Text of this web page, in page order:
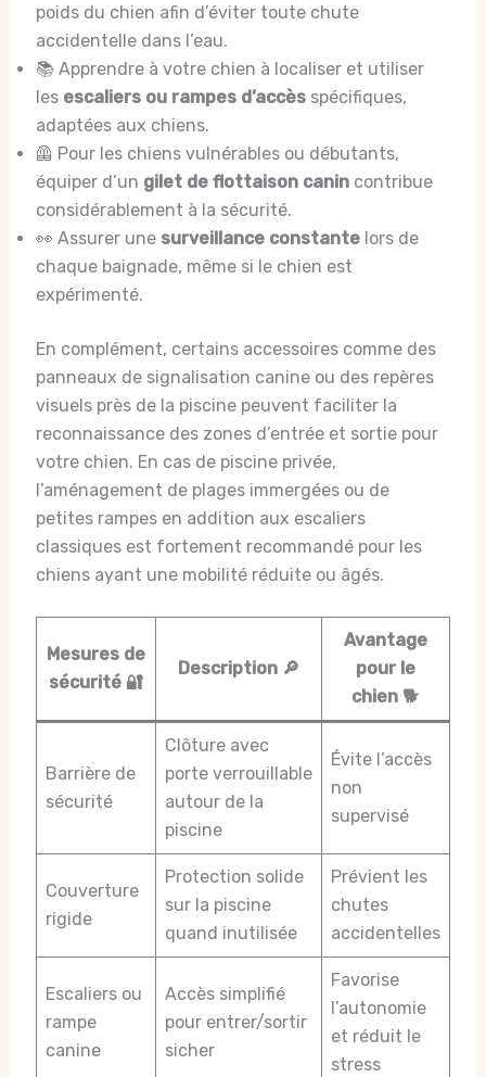
poids du chien afin d’éviter toute chute
accidentelle dans l’eau.
📚 Apprendre à votre chien à localiser et utiliser
les escaliers ou rampes d’accèsspécifiques,
adaptées aux chiens.
🦺 Pour les chiens vulnérables ou débutants,
équiper d’un gilet de flottaison canincontribue
considérablement à la sécurité.
👀 Assurer une surveillance constantelors de
chaque baignade, même si le chien est
expérimenté.
En complément, certains accessoires comme des
panneaux de signalisation canine ou des repères
visuels près de la piscine peuvent faciliter la
reconnaissance des zones d’entrée et sortie pour
votre chien. En cas de piscine privée,
l’aménagement de plages immergées ou de
petites rampes en addition aux escaliers
classiques est fortement recommandé pour les
chiens ayant une mobilité réduite ou âgés.
Mesures de
sécurité 🔐
Description 🔎
Avantage
pour le
chien 🐕
Barrière de
sécurité
Clôture avec
porte verrouillable
autour de la
piscine
Évite l’accès
non
supervisé
Couverture
rigide
Protection solide
sur la piscine
quand inutilisée
Prévient les
chutes
accidentelles
Escaliers ou
rampe
canine
Accès simplifié
pour entrer/sortir
sicher
Favorise
l’autonomie
et réduit le
stress